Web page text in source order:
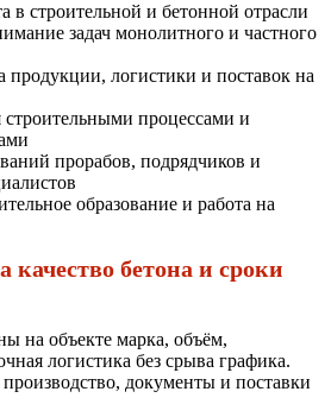
в строительной и бетонной отрасли
задач монолитного и частного
продукции, логистики и поставок на
процессами и
прорабов, подрядчиков и
образование и работа на
качество бетона и сроки
на объекте марка, объём,
логистика без срыва графика.
документы и поставки